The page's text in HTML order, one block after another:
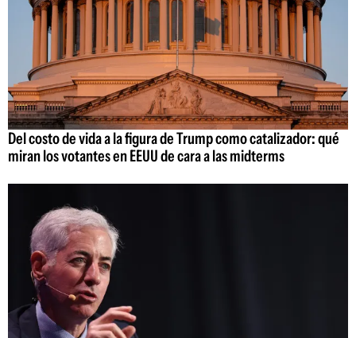
Del costo de vida a la figura de Trump como catalizador: qué
miran los votantes en EEUU de cara a las midterms